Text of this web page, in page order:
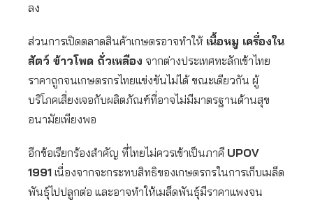
ลง
ส่วนการเปิดตลาดสินค้าเกษตรอาจทำให้ เนื้อหมู เครื่องใน
สัตว์ ข้าวโพด ถั่วเหลือง จากต่างประเทศทะลักเข้าไทย
ราคาถูกจนเกษตรกรไทยแข่งขันไม่ได้ ขณะเดียวกัน ผู้
บริโภคเสี่ยงเจอกับผลิตภัณฑ์ที่อาจไม่มีมาตรฐานด้านสุข
อนามัยเพียงพอ
อีกข้อเรียกร้องสำคัญ ที่ไทยไม่ควรเข้าเป็นภาคี UPOV
1991 เนื่องจากจะกระทบสิทธิของเกษตรกรในการเก็บเมล็ด
พันธุ์ไปปลูกต่อ และอาจทำให้เมล็ดพันธุ์มีราคาแพงจน